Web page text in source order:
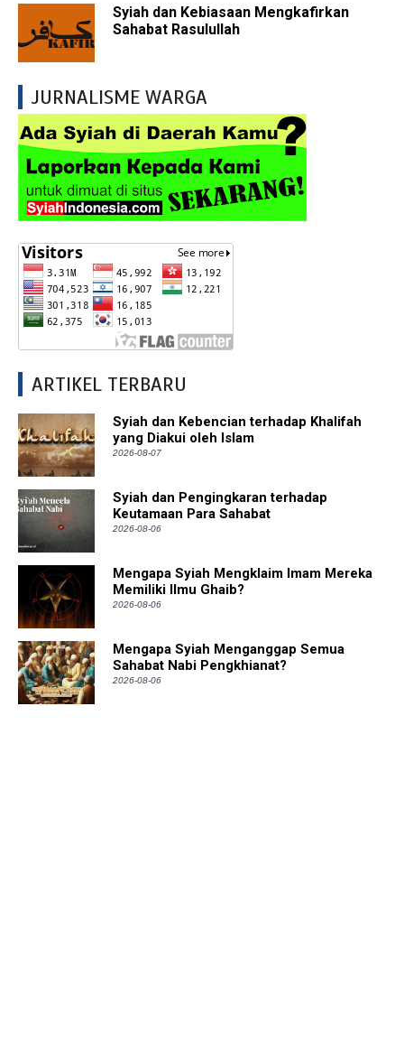
Syiah dan Kebiasaan Mengkafirkan
Sahabat Rasulullah
JURNALISME WARGA
ARTIKEL TERBARU
Syiah dan Kebencian terhadap Khalifah
yang Diakui oleh Islam
2026-08-07
Syiah dan Pengingkaran terhadap
Keutamaan Para Sahabat
2026-08-06
Mengapa Syiah Mengklaim Imam Mereka
Memiliki Ilmu Ghaib?
2026-08-06
Mengapa Syiah Menganggap Semua
Sahabat Nabi Pengkhianat?
2026-08-06